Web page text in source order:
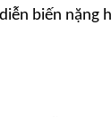
biến nặng